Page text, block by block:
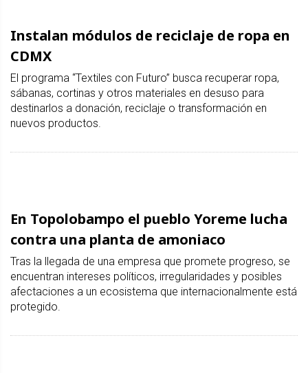
Instalan módulos de reciclaje de ropa en
CDMX
El programa “Textiles con Futuro” busca recuperar ropa,
sábanas, cortinas y otros materiales en desuso para
destinarlos a donación, reciclaje o transformación en
nuevos productos.
En Topolobampo el pueblo Yoreme lucha
contra una planta de amoniaco
Tras la llegada de una empresa que promete progreso, se
encuentran intereses políticos, irregularidades y posibles
afectaciones a un ecosistema que internacionalmente está
protegido.